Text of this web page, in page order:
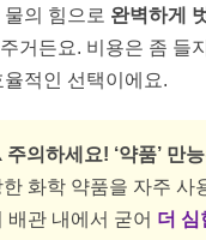
물의 힘으로 완벽하게
거든요. 비용은 좀 들
율적인 선택이에요.
의하세요! ‘약품’ 만
한 화학 약품을 자주 사
배관 내에서 굳어 더 심